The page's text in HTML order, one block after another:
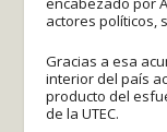
actores políticos,
Gracias a esa
interior del país
producto del
de la UTEC.